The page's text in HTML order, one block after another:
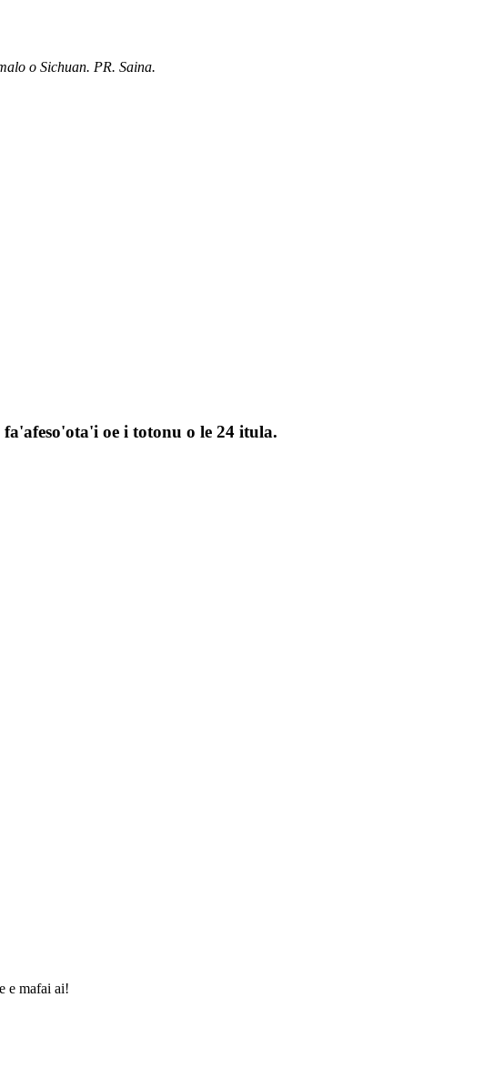
o Sichuan. PR. Saina.
oe i totonu o le 24 itula.
e mafai ai!